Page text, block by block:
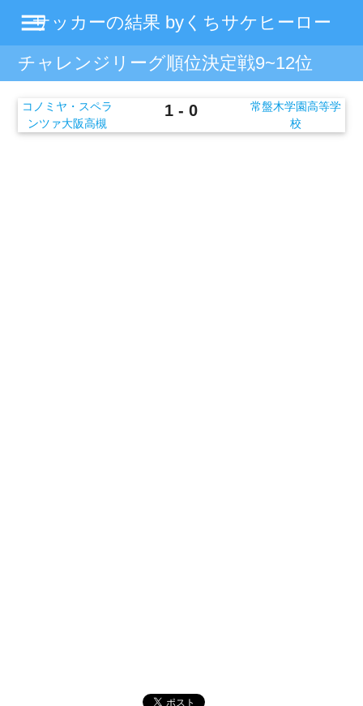
サッカーの結果 byくちサケヒーロー
menu
チャレンジリーグ順位決定戦9~12位
コノミヤ・スペラ
ンツァ大阪高槻
1 - 0
常盤木学園高等学
校